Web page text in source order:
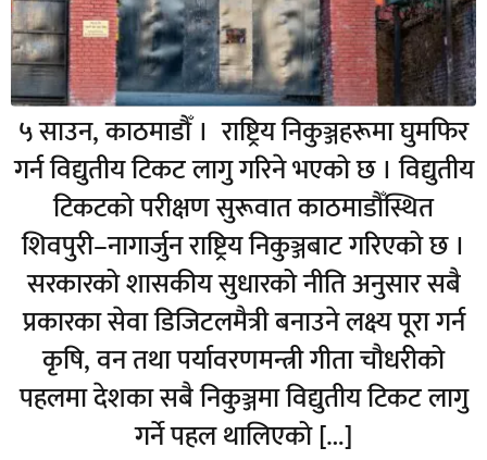
५ साउन, काठमाडौँ । राष्ट्रिय निकुञ्जहरूमा घुमफिर
गर्न विद्युतीय टिकट लागु गरिने भएको छ । विद्युतीय
टिकटको परीक्षण सुरूवात काठमाडौँस्थित
शिवपुरी–नागार्जुन राष्ट्रिय निकुञ्जबाट गरिएको छ ।
सरकारको शासकीय सुधारको नीति अनुसार सबै
प्रकारका सेवा डिजिटलमैत्री बनाउने लक्ष्य पूरा गर्न
कृषि, वन तथा पर्यावरणमन्त्री गीता चौधरीको
पहलमा देशका सबै निकुञ्जमा विद्युतीय टिकट लागु
गर्ने पहल थालिएको […]